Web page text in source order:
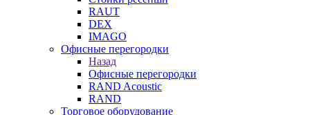
RAUT
DEX
IMAGO
Офисные перегородки
Назад
Офисные перегородки
RAND Acoustic
RAND
Торговое оборудование